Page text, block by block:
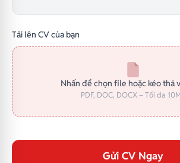
Tải lên CV của bạn
Nhấn để chọn file hoặc kéo thả
PDF, DOC, DOCX – Tối đa
Gửi CV Ngay